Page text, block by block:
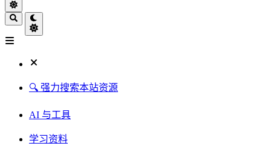
🔍 强力搜索本站资源
AI 与工具
学习资料